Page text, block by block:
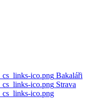
Bakaláři
Strava